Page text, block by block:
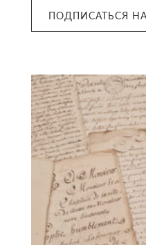
ПОДПИСАТЬСЯ